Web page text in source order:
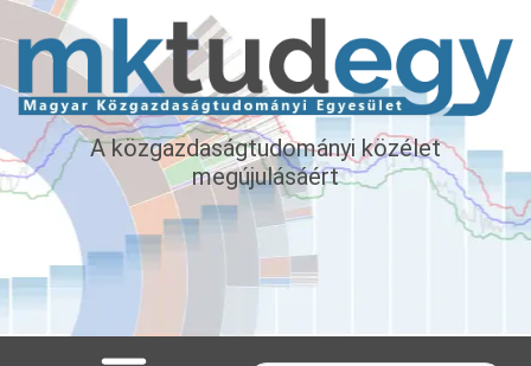
A közgazdaságtudományi közélet
megújulásáért